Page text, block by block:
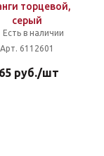
торцевой,
серый
Есть в наличии
Арт. 6112601
руб./шт